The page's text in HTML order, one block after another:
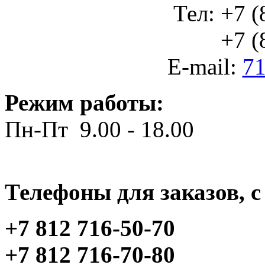
Тел: +7
+7
E-mail:
Режим работы:
Пн-Пт 9.00 - 18.00
Телефоны для заказов,
+7 812 716-50-70
+7 812 716-70-80